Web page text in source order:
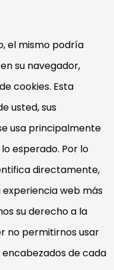
el mismo podría
su navegador,
cookies. Esta
usted, sus
usa principalmente
esperado. Por lo
directamente,
web más
su derecho a la
no permitirnos usar
de cada